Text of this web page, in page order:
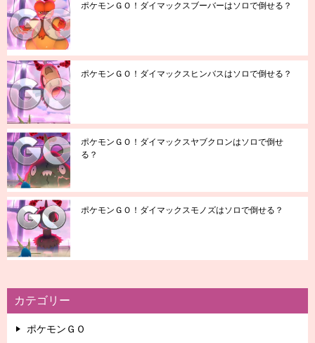
ポケモンＧＯ！ダイマックスブーバーはソロで倒せる？
ポケモンＧＯ！ダイマックスヒンバスはソロで倒せる？
ポケモンＧＯ！ダイマックスヤブクロンはソロで倒せ
る？
ポケモンＧＯ！ダイマックスモノズはソロで倒せる？
カテゴリー
ポケモンＧＯ